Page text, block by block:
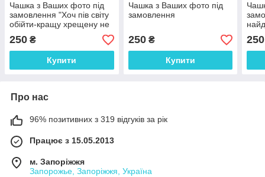
Чашка з Ваших фото під
замовлення "Хоч пів світу
обійти-кращу хрещену не
знайти"
250 ₴
Купити
Чашка з Ваших фото під
замовлення
250₴
Купити
250
Про нас
96% позитивних з 319 відгуків за рік
Працює з 15.05.2013
м. Запоріжжя
Запорожье, Запоріжжя, Україна